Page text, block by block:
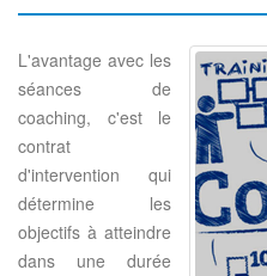
L'avantage avec les
séances de
coaching, c'est le
contrat
d'intervention qui
détermine les
objectifs à atteindre
dans une durée